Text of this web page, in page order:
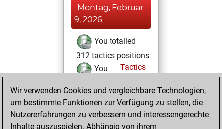
Montag, Februar
9, 2026
You totalled
312 tactics positions
Tactics
You
positions
You achieved
an Elo of 1956 in
Wir verwenden Cookies und vergleichbare Technologien,
um bestimmte Funktionen zur Verfügung zu stellen, die
Nutzererfahrungen zu verbessern und interessengerechte
Inhalte auszuspielen. Abhängig von ihrem